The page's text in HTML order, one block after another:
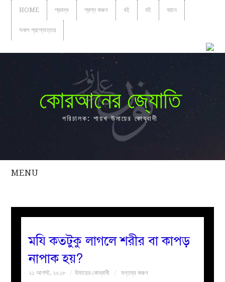
HOME প্রবন্ধ প্রশ্ন করুন বই বই বয়ান
সকল প্রশ্নোত্তর
কোরআনের জ্যোতি
পরিচালক: শায়খ উমায়ের কোব্বাদী
MENU
সকল
নারীদের
মযি কতটুকু লাগলে শরীর বা কাপড়
নাপাক হয়?
২১ আগস্ট, ২০১৮ উমায়ের কোব্বাদী মন্তব্য করুন